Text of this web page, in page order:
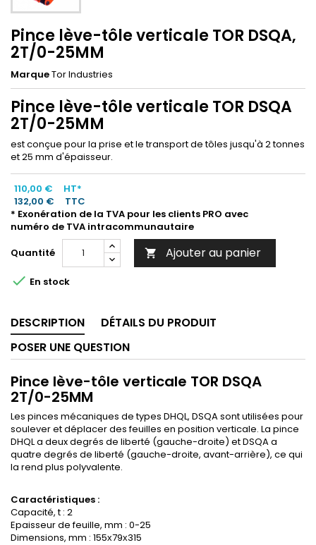
Pince lève-tôle verticale TOR DSQA,
2T/0-25MM
MarqueTor Industries
Pince lève-tôle verticale TOR DSQA
2T/0-25MM
est conçue pour la prise et le transport de tôles jusqu'à 2 tonnes
et 25 mm d'épaisseur.
110,00 €
HT*
132,00 €
TTC
* Exonération de la TVA pour les clients PRO avec
numéro de TVA intracommunautaire
Quantité
 Ajouter au panier
 En stock
DESCRIPTION
DÉTAILS DU PRODUIT
POSER UNE QUESTION
Pince lève-tôle verticale TOR DSQA
2T/0-25MM
Les pinces mécaniques de types DHQL, DSQA sont utilisées pour
soulever et déplacer des feuilles en position verticale. La pince
DHQL a deux degrés de liberté (gauche-droite) et DSQA a
quatre degrés de liberté (gauche-droite, avant-arrière), ce qui
la rend plus polyvalente.
Caractéristiques :
Capacité, t : 2
Epaisseur de feuille, mm : 0-25
Dimensions, mm : 155х79х315